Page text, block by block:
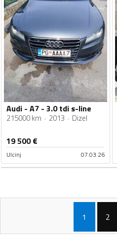
Audi - A7 - 3.0 tdi s-line
215000 km 2013 Dizel
19 500€
Ulcinj 07.03.26
1 2